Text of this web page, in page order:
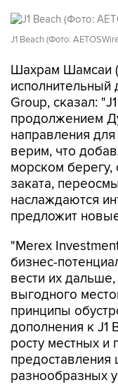
J1 Beach (Фото:
Шахрам Шамсаи
исполнительный
Group, сказал:
продолжением
направления
верим, что
морском берегу,
заката,
наслаждаются
предложит
"Merex
бизнес-
вести их
выгодного
принципы
дополнения к J1
росту местных и
предоставления
разнообразных